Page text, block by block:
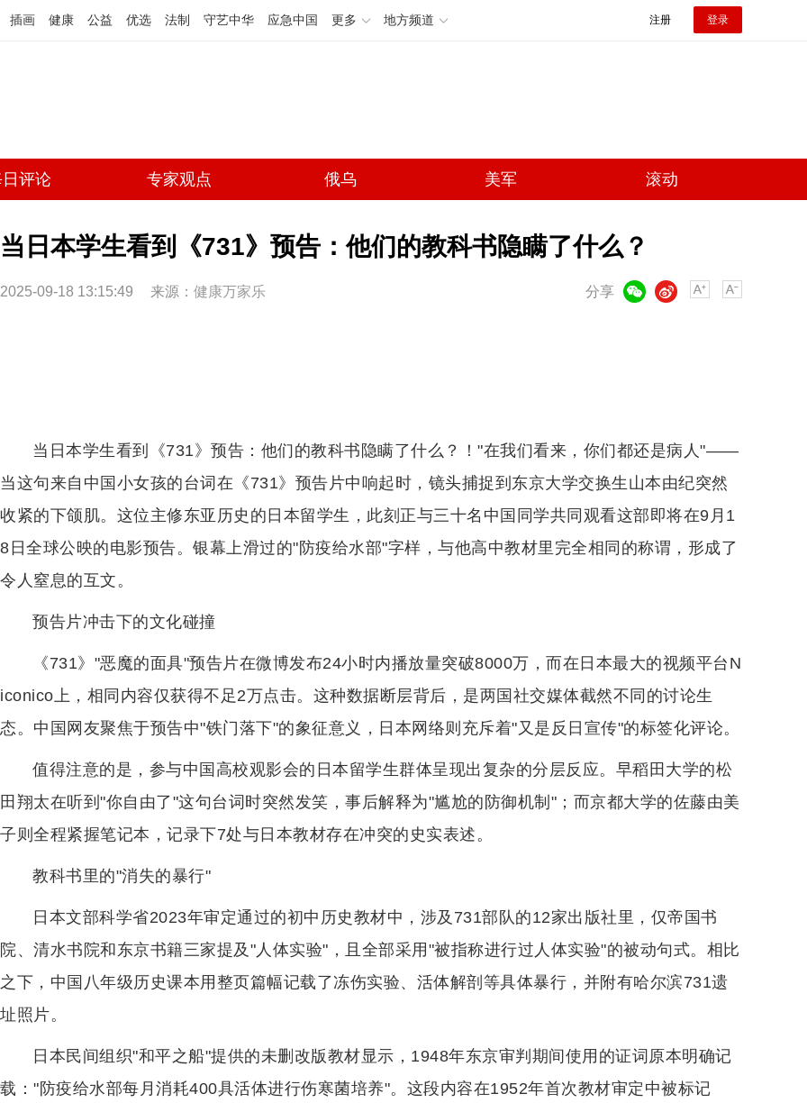
插画 健康 公益 优选 法制 守艺中华 应急中国 更多 地方频道 注册 登录
评论 专家观点 俄乌 美军 滚动
当日本学生看到《731》预告：他们的教科书隐瞒了什么？
2025-09-18 13:15:49 来源： 健康万家乐 分享
微博
当日本学生看到《731》预告：他们的教科书隐瞒了什么？！"在我们看来，你们都还是病人"——
当这句来自中国小女孩的台词在《731》预告片中响起时，镜头捕捉到东京大学交换生山本由纪突然
收紧的下颌肌。这位主修东亚历史的日本留学生，此刻正与三十名中国同学共同观看这部即将在9月1
8日全球公映的电影预告。银幕上滑过的"防疫给水部"字样，与他高中教材里完全相同的称谓，形成了
令人窒息的互文。
预告片冲击下的文化碰撞
《731》"恶魔的面具"预告片在微博发布24小时内播放量突破8000万，而在日本最大的视频平台N
iconico上，相同内容仅获得不足2万点击。这种数据断层背后，是两国社交媒体截然不同的讨论生
态。中国网友聚焦于预告中"铁门落下"的象征意义，日本网络则充斥着"又是反日宣传"的标签化评论。
值得注意的是，参与中国高校观影会的日本留学生群体呈现出复杂的分层反应。早稻田大学的松
田翔太在听到"你自由了"这句台词时突然发笑，事后解释为"尴尬的防御机制"；而京都大学的佐藤由美
子则全程紧握笔记本，记录下7处与日本教材存在冲突的史实表述。
教科书里的"消失的暴行"
日本文部科学省2023年审定通过的初中历史教材中，涉及731部队的12家出版社里，仅帝国书
院、清水书院和东京书籍三家提及"人体实验"，且全部采用"被指称进行过人体实验"的被动句式。相比
之下，中国八年级历史课本用整页篇幅记载了冻伤实验、活体解剖等具体暴行，并附有哈尔滨731遗
址照片。
日本民间组织"和平之船"提供的未删改版教材显示，1948年东京审判期间使用的证词原本明确记
载："防疫给水部每月消耗400具活体进行伤寒菌培养"。这段内容在1952年首次教材审定中被标记